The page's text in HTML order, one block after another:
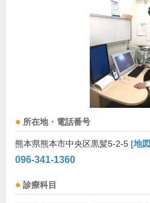
所在地・電話番号
熊本県熊本市中央区黒髪5-2-5 [地
096-341-1360
診療科目